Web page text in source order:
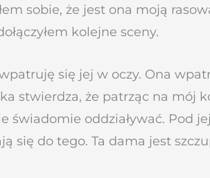
sobie, że jest ona moją
kolejne sceny.
się jej w oczy. Ona
stwierdza, że patrząc na mój
oddziaływać. Pod
się do tego. Ta dama jest